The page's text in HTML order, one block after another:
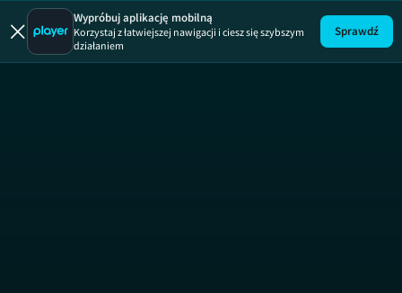
19 + ODCINEK 147
19 +
Wypróbuj aplikację mobilną
Korzystaj z łatwiejszej nawigacji i ciesz się szybszym
działaniem
Sprawdź